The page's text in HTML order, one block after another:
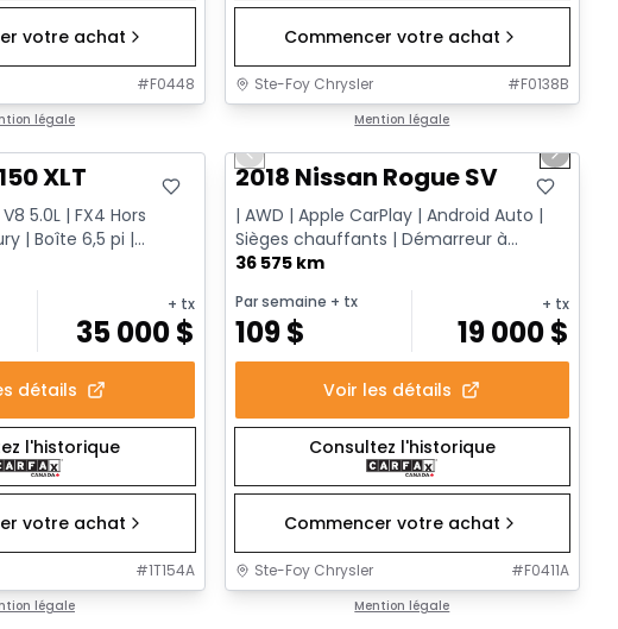
votre achat
#F0448
légale
Commencer votre achat
Ste-Foy Chrysler #F0138B
Mention légale
XLT
5.0L | FX4 Hors
| Boîte 6,5 pi |
+ tx
35 000$
détails
l'historique
votre achat
#1T154A
légale
Très bonne offre
Previous slide Next
2018 Nissan Rogue SV
| AWD | Apple CarPlay | Android Auto |
Sièges chauffants | Démarreur à
distance
36 575 km
Par semaine + tx
109$
+ tx
19 000$
Voir les détails
Consultez l'historique
Commencer votre achat
Ste-Foy Chrysler #F0411A
Mention légale
Très bonne offre